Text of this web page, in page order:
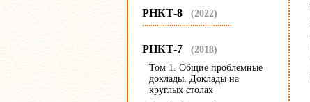
РНКТ-8 (2022)
...........................................
РНКТ-7 (2018)
Том 1. Общие проблемные
доклады. Доклады на
круглых столах